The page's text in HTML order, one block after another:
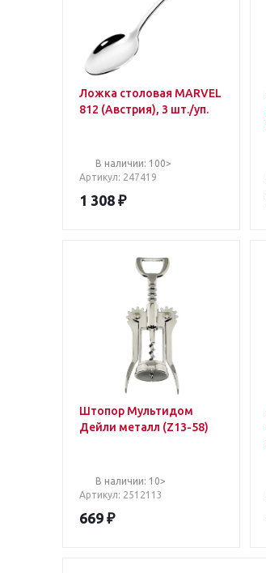
Ложка столовая MARVEL
812 (Австрия), 3 шт./уп.
В наличии: 100>
Артикул: 247419
1 308 ₽
Штопор Мультидом
Дейли металл (Z13-58)
В наличии: 10>
Артикул: 2512113
669 ₽